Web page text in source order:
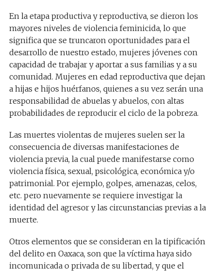
En la etapa productiva y reproductiva, se dieron los
mayores niveles de violencia feminicida, lo que
significa que se truncaron oportunidades para el
desarrollo de nuestro estado, mujeres jóvenes con
capacidad de trabajar y aportar a sus familias y a su
comunidad. Mujeres en edad reproductiva que dejan
a hijas e hijos huérfanos, quienes a su vez serán una
responsabilidad de abuelas y abuelos, con altas
probabilidades de reproducir el ciclo de la pobreza.
Las muertes violentas de mujeres suelen ser la
consecuencia de diversas manifestaciones de
violencia previa, la cual puede manifestarse como
violencia física, sexual, psicológica, económica y/o
patrimonial. Por ejemplo, golpes, amenazas, celos,
etc. pero nuevamente se requiere investigar la
identidad del agresor y las circunstancias previas a la
muerte.
Otros elementos que se consideran en la tipificación
del delito en Oaxaca, son que la víctima haya sido
incomunicada o privada de su libertad, y que el